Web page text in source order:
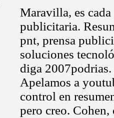
Maravilla, es
publicitaria.
pnt, prensa
soluciones
diga
Apelamos a
control en
pero creo.